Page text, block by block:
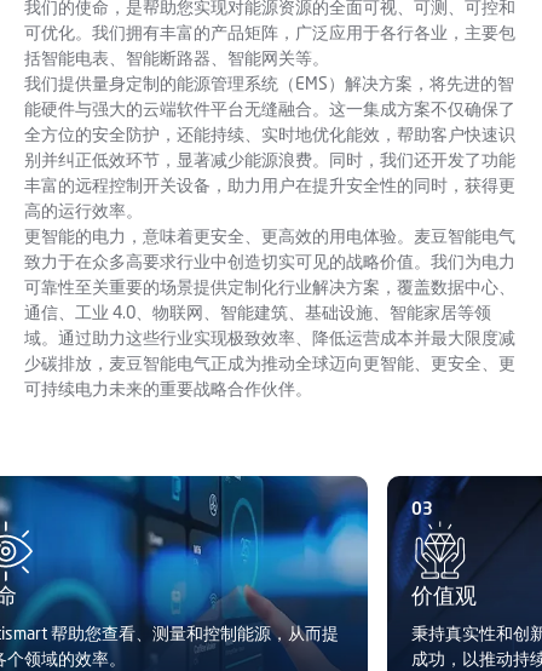
我们的使命，是帮助您实现对能源资源的全面可视、可测、可控和
可优化。我们拥有丰富的产品矩阵，广泛应用于各行各业，主要包
括智能电表、智能断路器、智能网关等。
我们提供量身定制的能源管理系统（EMS）解决方案，将先进的智
能硬件与强大的云端软件平台无缝融合。这一集成方案不仅确保了
全方位的安全防护，还能持续、实时地优化能效，帮助客户快速识
别并纠正低效环节，显著减少能源浪费。同时，我们还开发了功能
丰富的远程控制开关设备，助力用户在提升安全性的同时，获得更
高的运行效率。
更智能的电力，意味着更安全、更高效的用电体验。麦豆智能电气
致力于在众多高要求行业中创造切实可见的战略价值。我们为电力
可靠性至关重要的场景提供定制化行业解决方案，覆盖数据中心、
通信、工业 4.0、物联网、智能建筑、基础设施、智能家居等领
域。通过助力这些行业实现极致效率、降低运营成本并最大限度减
少碳排放，麦豆智能电气正成为推动全球迈向更智能、更安全、更
可持续电力未来的重要战略合作伙伴。
帮助您查看、测量和控制能源，从而提
个领域的效率。
03
价值观
秉持真实性和创
成功，以推动持